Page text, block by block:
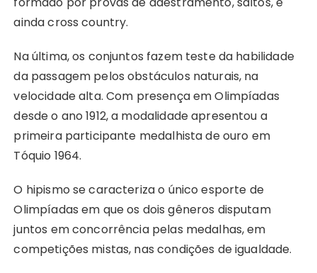
ainda cross country.
Na última, os conjuntos fazem teste da habilidade
da passagem pelos obstáculos naturais, na
velocidade alta. Com presença em Olimpíadas
desde o ano 1912, a modalidade apresentou a
primeira participante medalhista de ouro em
Tóquio 1964.
O hipismo se caracteriza o único esporte de
Olimpíadas em que os dois gêneros disputam
juntos em concorrência pelas medalhas, em
competições mistas, nas condições de igualdade.